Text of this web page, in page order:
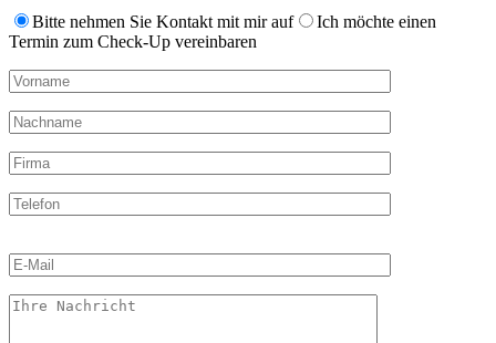
Bitte nehmen Sie Kontakt mit mir auf
Ich möchte einen
Termin zum Check-Up vereinbaren
lasse
Feld